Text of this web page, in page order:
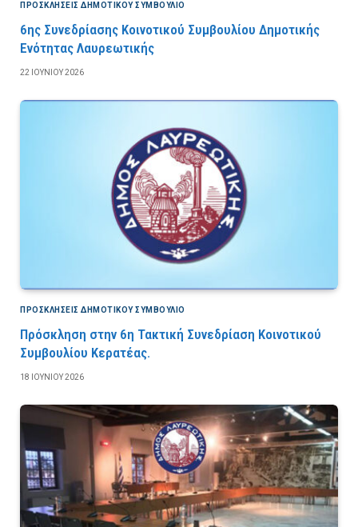
ΠΡΟΣΚΛΉΣΕΙΣ ΔΗΜΟΤΙΚΟΎ ΣΥΜΒΟΎΛΙΟ
6ης Συνεδρίασης Κοινοτικού Συμβουλίου Δημοτικής
Ενότητας Λαυρεωτικής
22 ΙΟΥΝΊΟΥ 2026
ΠΡΟΣΚΛΉΣΕΙΣ ΔΗΜΟΤΙΚΟΎ ΣΥΜΒΟΎΛΙΟ
Πρόσκληση στην 6η Τακτική Συνεδρίαση Κοινοτικού
Συμβουλίου Κερατέας.
18 ΙΟΥΝΊΟΥ 2026